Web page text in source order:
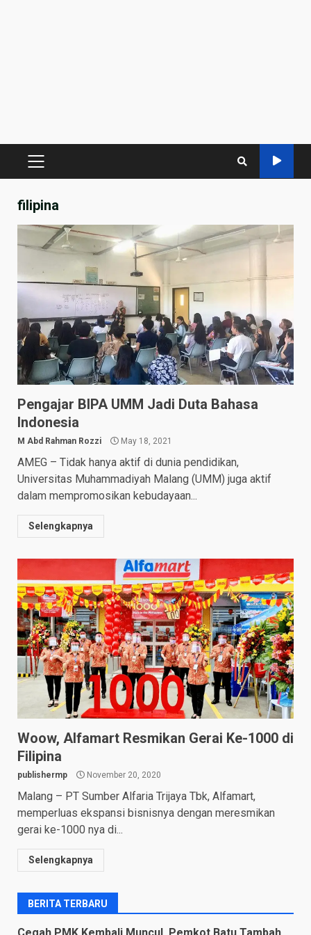
PRIMARY
filipina
Pengajar BIPA UMM Jadi Duta Bahasa
Indonesia
M Abd Rahman Rozzi May 18, 2021
AMEG – Tidak hanya aktif di dunia pendidikan,
Universitas Muhammadiyah Malang (UMM) juga aktif
dalam mempromosikan kebudayaan...
Selengkapnya
Woow, Alfamart Resmikan Gerai Ke-1000 di
Filipina
publishermp November 20, 2020
Malang – PT Sumber Alfaria Trijaya Tbk, Alfamart,
memperluas ekspansi bisnisnya dengan meresmikan
gerai ke-1000 nya di...
Selengkapnya
BERITA TERBARU